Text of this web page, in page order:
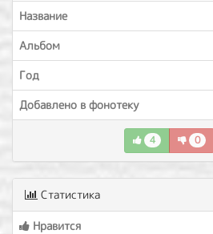
Название
Альбом
Год
Добавлено в фонотеку
4 0
Статистика
Нравится